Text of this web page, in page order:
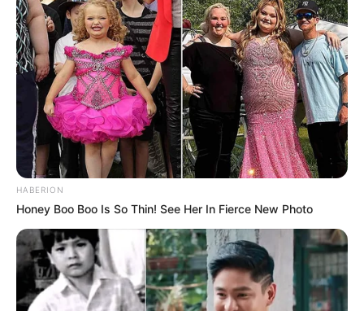
HABERION
Honey Boo Boo Is So Thin! See Her In Fierce New Photo